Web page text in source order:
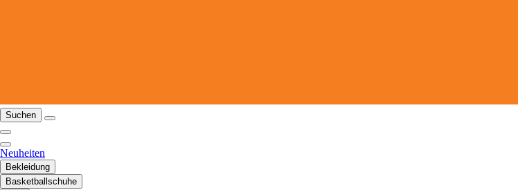
Suchen
Neuheiten
Bekleidung
Basketballschuhe